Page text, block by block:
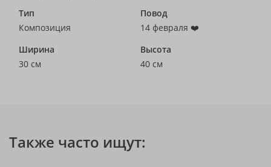
Тип
Композиция
Повод
14 февраля ❤️
Ширина
30 см
Высота
40 см
Также часто ищут: